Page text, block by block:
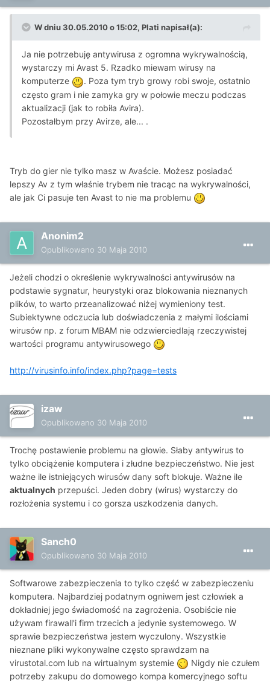
W dniu 30.05.2010 o 15:02, Plati napisał(a):
Ja nie potrzebuję antywirusa z ogromna wykrywalnością,
wystarczy mi Avast 5. Rzadko miewam wirusy na
komputerze
. Poza tym tryb growy robi swoje, ostatnio
często gram i nie zamyka gry w połowie meczu podczas
aktualizacji (jak to robiła Avira).
Pozostałbym przy Avirze, ale... .
Tryb do gier nie tylko masz w Avaście. Możesz posiadać
lepszy Av z tym właśnie trybem nie tracąc na wykrywalności,
ale jak Ci pasuje ten Avast to nie ma problemu
Anonim2
Opublikowano 30 Maja 2010
Jeżeli chodzi o określenie wykrywalności antywirusów na
podstawie sygnatur, heurystyki oraz blokowania nieznanych
plików, to warto przeanalizować niżej wymieniony test.
Subiektywne odczucia lub doświadczenia z małymi ilościami
wirusów np. z forum MBAM nie odzwierciedlają rzeczywistej
wartości programu antywirusowego
http://virusinfo.info/index.php?page=tests
izaw
Opublikowano 30 Maja 2010
Trochę postawienie problemu na głowie. Słaby antywirus to
tylko obciążenie komputera i złudne bezpieczeństwo. Nie jest
ważne ile istniejących wirusów dany soft blokuje. Ważne ile
aktualnych przepuści. Jeden dobry (wirus) wystarczy do
rozłożenia systemu i co gorsza uszkodzenia danych.
Sanch0
Opublikowano 30 Maja 2010
Softwarowe zabezpieczenia to tylko część w zabezpieczeniu
komputera. Najbardziej podatnym ogniwem jest człowiek a
dokładniej jego świadomość na zagrożenia. Osobiście nie
używam firawall'i firm trzecich a jedynie systemowego. W
sprawie bezpieczeństwa jestem wyczulony. Wszystkie
nieznane pliki wykonywalne często sprawdzam na
virustotal.com lub na wirtualnym systemie
Nigdy nie czułem
potrzeby zakupu do domowego kompa komercyjnego softu